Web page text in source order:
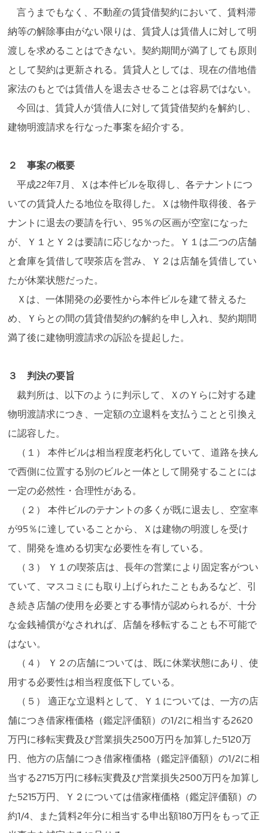
言うまでもなく、不動産の賃貸借契約において、賃料滞
納等の解除事由がない限りは、賃貸人は賃借人に対して明
渡しを求めることはできない。契約期間が満了しても原則
として契約は更新される。賃貸人としては、現在の借地借
家法のもとでは賃借人を退去させることは容易ではない。
今回は、賃貸人が賃借人に対して賃貸借契約を解約し、
建物明渡請求を行なった事案を紹介する。
２ 事案の概要
平成22年7月、Ｘは本件ビルを取得し、各テナントにつ
いての賃貸人たる地位を取得した。Ｘは物件取得後、各テ
ナントに退去の要請を行い、95％の区画が空室になった
が、Ｙ１とＹ２は要請に応じなかった。Ｙ１は二つの店舗
と倉庫を賃借して喫茶店を営み、Ｙ２は店舗を賃借してい
たが休業状態だった。
Ｘは、一体開発の必要性から本件ビルを建て替えるた
め、Ｙらとの間の賃貸借契約の解約を申し入れ、契約期間
満了後に建物明渡請求の訴訟を提起した。
３ 判決の要旨
裁判所は、以下のように判示して、ＸのＹらに対する建
物明渡請求につき、一定額の立退料を支払うことと引換え
に認容した。
（１） 本件ビルは相当程度老朽化していて、道路を挟ん
で西側に位置する別のビルと一体として開発することには
一定の必然性・合理性がある。
（２） 本件ビルのテナントの多くが既に退去し、空室率
が95％に達していることから、Ｘは建物の明渡しを受け
て、開発を進める切実な必要性を有している。
（３） Ｙ１の喫茶店は、長年の営業により固定客がつい
ていて、マスコミにも取り上げられたこともあるなど、引
き続き店舗の使用を必要とする事情が認められるが、十分
な金銭補償がなされれば、店舗を移転することも不可能で
はない。
（４） Ｙ２の店舗については、既に休業状態にあり、使
用する必要性は相当程度低下している。
（５） 適正な立退料として、Ｙ１については、一方の店
舗につき借家権価格（鑑定評価額）の1/2に相当する2620
万円に移転実費及び営業損失2500万円を加算した5120万
円、他方の店舗につき借家権価格（鑑定評価額）の1/2に相
当する2715万円に移転実費及び営業損失2500万円を加算し
た5215万円、Ｙ２については借家権価格（鑑定評価額）の
約1/4、また賃料2年分に相当する申出額180万円をもって正